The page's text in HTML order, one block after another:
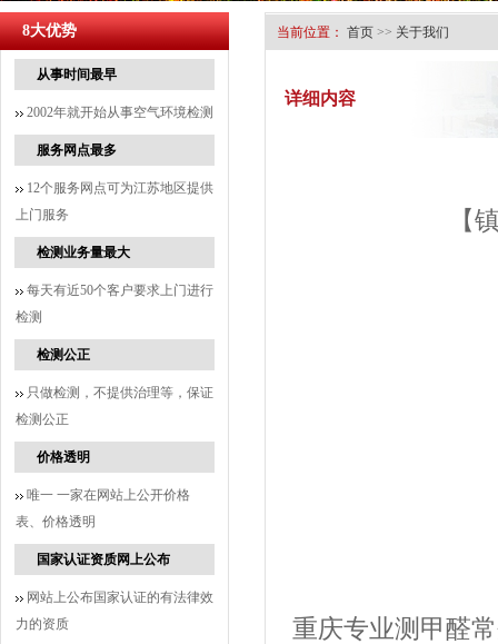
8大优势
从事时间最早
2002年就开始从事空气环境检测
服务网点最多
12个服务网点可为江苏地区提供
上门服务
检测业务量最大
每天有近50个客户要求上门进行
检测
检测公正
只做检测，不提供治理等，保证
检测公正
价格透明
唯一 一家在网站上公开价格
表、价格透明
国家认证资质网上公布
网站上公布国家认证的有法律效
力的资质
当前位置： 首页 >> 关于我们
详细内容
【
重庆专业测甲醛